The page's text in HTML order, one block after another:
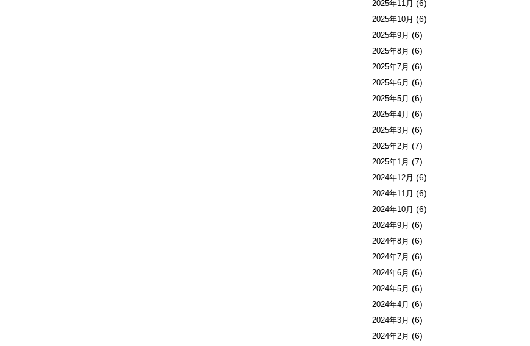
2025年11月 (6)
2025年10月 (6)
2025年9月 (6)
2025年8月 (6)
2025年7月 (6)
2025年6月 (6)
2025年5月 (6)
2025年4月 (6)
2025年3月 (6)
2025年2月 (7)
2025年1月 (7)
2024年12月 (6)
2024年11月 (6)
2024年10月 (6)
2024年9月 (6)
2024年8月 (6)
2024年7月 (6)
2024年6月 (6)
2024年5月 (6)
2024年4月 (6)
2024年3月 (6)
2024年2月 (6)